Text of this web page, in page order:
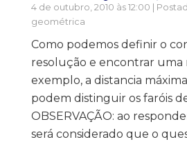
4 de outubro, 2010 às 12:00 |
geométrica
Como podemos definir o
resolução e encontrar uma
exemplo, a distancia
podem distinguir os faróis
OBSERVAÇÃO: ao
será considerado que o